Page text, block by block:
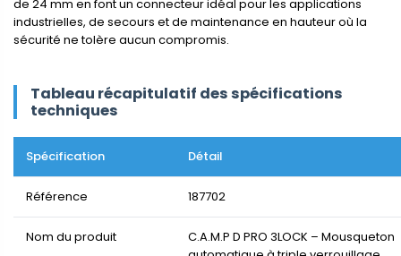
de 24 mm en font un connecteur idéal pour les applications
industrielles, de secours et de maintenance en hauteur où la
sécurité ne tolère aucun compromis.
Tableau récapitulatif des spécifications
techniques
Spécification Détail
Référence 187702
Nom du produit
C.A.M.P D PRO 3LOCK – Mousqueton